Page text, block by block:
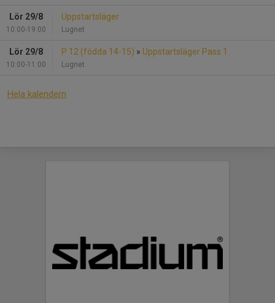
Lör 29/8
10:00-19:00
Uppstartsläger
Lugnet
Lör 29/8
10:00-11:00
P 12 (födda 14-15) » Uppstartsläger Pass 1
Lugnet
Hela kalendern